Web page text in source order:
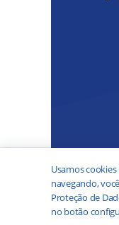
Usamos
navegando,
Proteção de
no botão